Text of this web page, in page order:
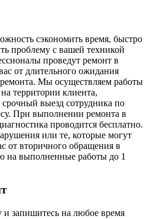
сэкономить время, быстро
проблему с вашей техникой
проведут ремонт в
от длительного ожидания
ремонта. Мы осуществляем работы
территории клиента,
выезд сотрудника по
При выполнении ремонта в
проводится бесплатно.
или те, которые могут
от вторичного обращения в
на выполненные работы до 1
запишитесь на любое время